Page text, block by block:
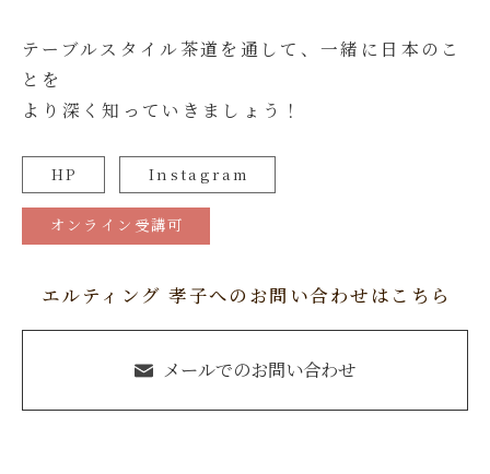
テーブルスタイル茶道を通して、一緒に日本のこ
とを
より深く知っていきましょう！
HP Instagram
オンライン受講可
エルティング 孝子へのお問い合わせはこちら
メールでのお問い合わせ